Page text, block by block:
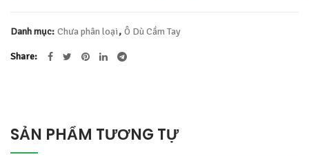
Danh mục: Chưa phân loại, Ô Dù Cầm Tay
Share
SẢN PHẨM TƯƠNG TỰ